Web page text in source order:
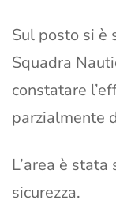
Sul posto si è
Squadra
constatare
parzialmente
L’area è
sicurezza.